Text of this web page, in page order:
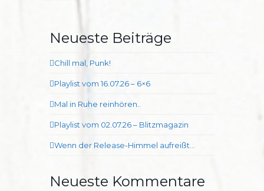
Neueste Beiträge
Chill mal, Punk!
Playlist vom 16.07.26 – 6×6
Mal in Ruhe reinhören..
Playlist vom 02.07.26 – Blitzmagazin
Wenn der Release-Himmel aufreißt…
Neueste Kommentare